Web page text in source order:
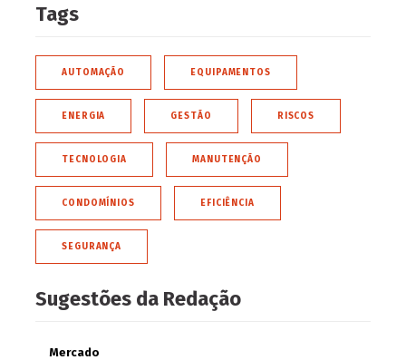
Tags
AUTOMAÇÃO EQUIPAMENTOS
ENERGIA GESTÃO RISCOS
TECNOLOGIA MANUTENÇÃO
CONDOMÍNIOS EFICIÊNCIA
SEGURANÇA
Sugestões da Redação
Mercado